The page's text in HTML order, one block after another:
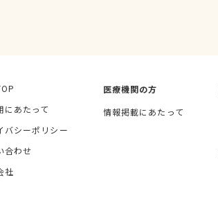
にあたって
バシーポリシー
合わせ
社
医療機関の方
情報掲載にあたって